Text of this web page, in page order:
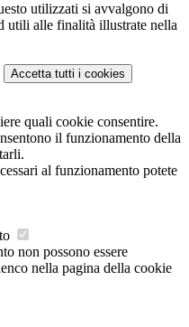
utilizzati si avvalgono di
utili alle finalità illustrate nella
Accetta tutti i cookies
quali cookie consentire.
il funzionamento della
al funzionamento potete
non possono essere
nella pagina della cookie